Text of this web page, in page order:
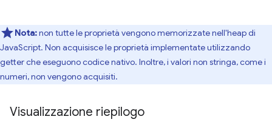
Nota:non tutte le proprietà vengono memorizzate nell'heap di
JavaScript. Non acquisisce le proprietà implementate utilizzando
getter che eseguono codice nativo. Inoltre, i valori non stringa, come i
numeri, non vengono acquisiti.
Visualizzazione riepilogo